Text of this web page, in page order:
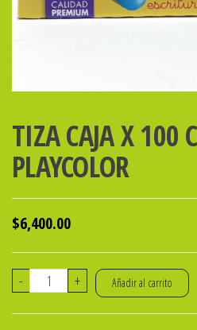
TIZA CAJA X 100
PLAYCOLOR
$6,400.00
-
TIZA
+ Añadir al carrito